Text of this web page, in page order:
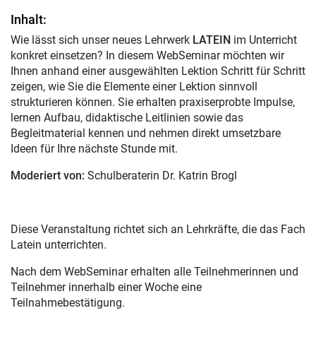
Inhalt:
Wie lässt sich unser neues Lehrwerk LATEIN im Unterricht
konkret einsetzen? In diesem WebSeminar möchten wir
Ihnen anhand einer ausgewählten Lektion Schritt für Schritt
zeigen, wie Sie die Elemente einer Lektion sinnvoll
strukturieren können. Sie erhalten praxiserprobte Impulse,
lernen Aufbau, didaktische Leitlinien sowie das
Begleitmaterial kennen und nehmen direkt umsetzbare
Ideen für Ihre nächste Stunde mit.
Moderiert von: Schulberaterin Dr. Katrin Brogl
Diese Veranstaltung richtet sich an Lehrkräfte, die das Fach
Latein unterrichten.
Nach dem WebSeminar erhalten alle Teilnehmerinnen und
Teilnehmer innerhalb einer Woche eine
Teilnahmebestätigung.